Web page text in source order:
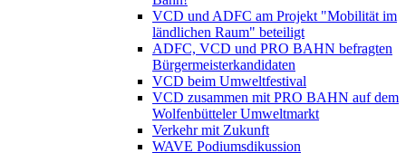
VCD und ADFC am Projekt "Mobilität im
ländlichen Raum" beteiligt
ADFC, VCD und PRO BAHN befragten
Bürgermeisterkandidaten
VCD beim Umweltfestival
VCD zusammen mit PRO BAHN auf dem
Wolfenbütteler Umweltmarkt
Verkehr mit Zukunft
WAVE Podiumsdikussion